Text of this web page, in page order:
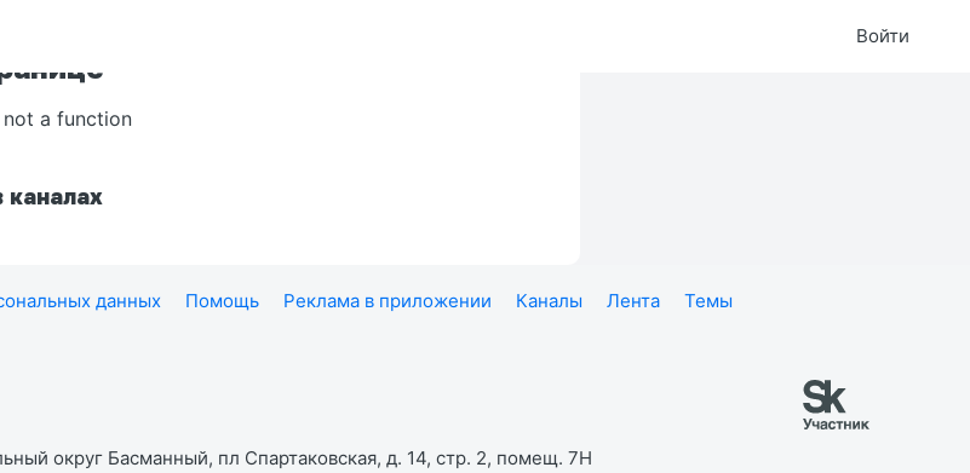
Войти
a function
каналах
данных Помощь Реклама в приложении Каналы Лента
Темы
округ Басманный, пл Спартаковская, д. 14, стр. 2, помещ. 7Н